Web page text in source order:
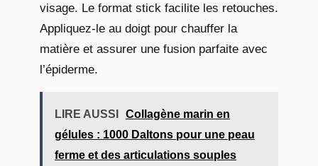
visage. Le format stick facilite les retouches.
Appliquez-le au doigt pour chauffer la
matière et assurer une fusion parfaite avec
l’épiderme.
LIRE AUSSI
Collagène marin en
gélules : 1000 Daltons pour une peau
ferme et des articulations souples